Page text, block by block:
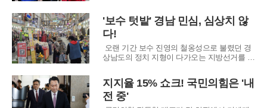
쟁의 서막을 올렸다. 정 후보 측은 오 후보의
핵심 브랜드인 '신속통합기획'이 지난 5년간 실
질적인 착공 성과를 내지 못했다며 공세의 수
위를 높였다. 이에 오 후보 측은 행정 절차 단
축
'보수 텃밭' 경남 민심, 심상치 않
다!
오랜 기간 보수 진영의 철옹성으로 불렸던 경
상남도의 정치 지형이 다가오는 지방선거를 앞
어지고 있는 국민의힘 내부의 극심한 주도권
다툼과 더불어민주당의 전국적인 상승세가 맞
물리면서, 견고했던 지역 주민들의 표심에 뚜
렷한 균열이 발생하고 있는 상황이다.최근 발
지지율 15% 쇼크! 국민의힘은 '내
전 중'